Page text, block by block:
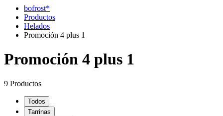
bofrost*
Productos
Helados
Promoción 4 plus 1
Promoción 4 plus 1
9 Productos
Todos
Tarrinas